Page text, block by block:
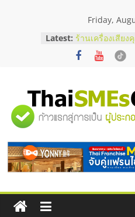
Friday,
Latest: ร้านเครื่องเสีย
โซลูชันระบบภา
บริษัท
อยากหาเงินทุน
เริ่มยังไงให้ผ่าน
สัมมนาออนไลน์
สัมมนาลงทุน แ
ไชส์ ครั้งที่ 8
"ศูนย์
รวม
ข้อมูล